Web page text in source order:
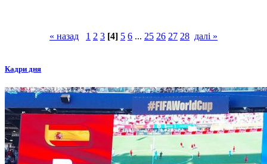
« назад 1 2 3 [4] 5 6 ... 25 26 27 28 далі »
Кадри дня